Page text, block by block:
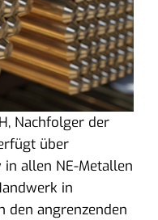
Nachfolger der
über
allen NE-Metallen
in
den angrenzenden